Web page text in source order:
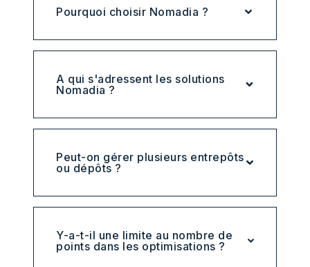
Pourquoi choisir Nomadia ?
A qui s'adressent les solutions
Nomadia ?
Peut-on gérer plusieurs entrepôts
ou dépôts ?
Y-a-t-il une limite au nombre de
points dans les optimisations ?